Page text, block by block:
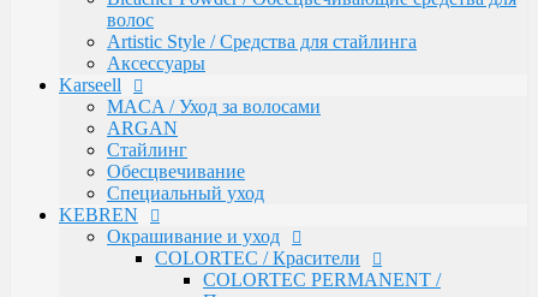
COLORTEC PERMANENT /
Перманентная крем-краска
COLORTEC DEMI-PERMANENT /
COLORTEC SUPER-LIGHTENING /
Перманентная суперосветляющая
COLORTEC / Крем-окислитель
BLOND FOUNDATION / Обесцвечивающий
порошок
EXPERT LINE / Уход
RE:SHAPE / Стайлинг
INCREDIBLE VOLUME / Для объема волос
волос
Artistic Style / Средства для стайлинга
Аксессуары
Karseell
MACA / Уход за волосами
ARGAN
Стайлинг
Обесцвечивание
Специальный уход
KEBREN
Окрашивание и уход
COLORTEC / Красители
COLORTEC PERMANENT /